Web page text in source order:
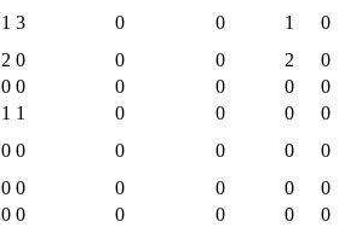
1 3 0 0 1 0
2 0 0 0 2 0
0 0 0 0 0 0
1 1 0 0 0 0
0 0 0 0 0 0
0 0 0 0 0 0
0 0 0 0 0 0